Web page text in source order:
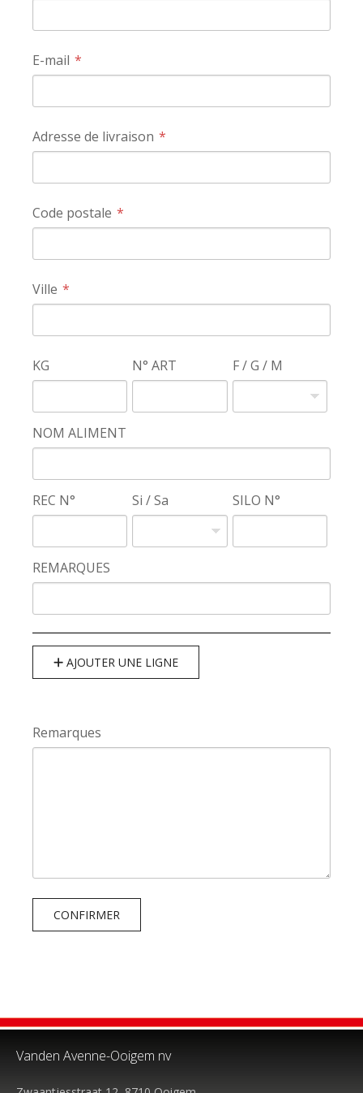
E-mail
Adresse de livraison
Code postale
Ville
KG N° ART F / G / M
NOM ALIMENT
REC N° Si / Sa SILO N°
REMARQUES
AJOUTER UNE LIGNE
Remarques
CONFIRMER
Vanden Avenne-Ooigem nv